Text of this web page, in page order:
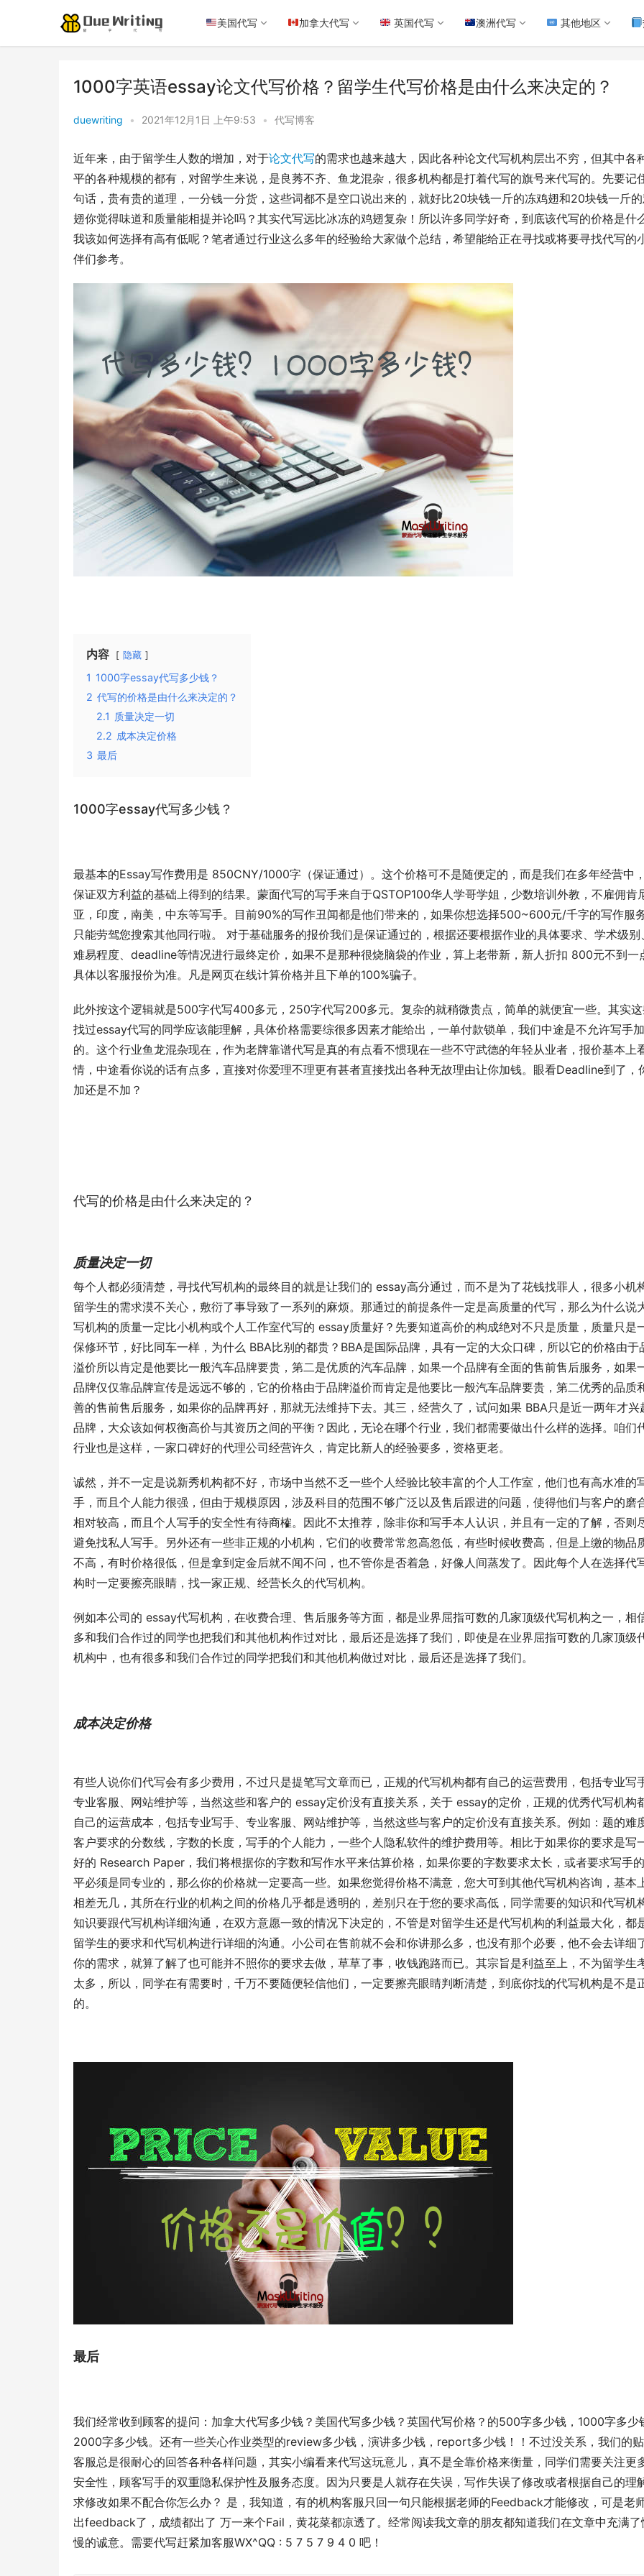
美国代写 加拿大代写 英国代写 澳洲代写 其他地区
1000字英语essay论文代写价格？留学生代写价格是由什么来决定的？
duewriting • 2021年12月1日 上午9:53 • 代写博客
近年来，由于留学生人数的增加，对于论文代写的需求也越来越大，因此各种论文代写机构层出不穷，但其中各
平的各种规模的都有，对留学生来说，是良莠不齐、鱼龙混杂，很多机构都是打着代写的旗号来代写的。先要记
句话，贵有贵的道理，一分钱一分货，这些词都不是空口说出来的，就好比20块钱一斤的冻鸡翅和20块钱一斤
翅你觉得味道和质量能相提并论吗？其实代写远比冰冻的鸡翅复杂！所以许多同学好奇，到底该代写的价格是什
我该如何选择有高有低呢？笔者通过行业这么多年的经验给大家做个总结，希望能给正在寻找或将要寻找代写的
伴们参考。
内容 隐藏
1 1000字essay代写多少钱？
2 代写的价格是由什么来决定的？
2.1 质量决定一切
2.2 成本决定价格
3 最后
1000字essay代写多少钱？
最基本的Essay写作费用是 850CNY/1000字（保证通过）。这个价格可不是随便定的，而是我们在多年经营中
保证双方利益的基础上得到的结果。蒙面代写的写手来自于QSTOP100华人学哥学姐，少数培训外教，不雇佣肯
亚，印度，南美，中东等写手。目前90%的写作丑闻都是他们带来的，如果你想选择500~600元/千字的写作服
只能劳驾您搜索其他同行啦。 对于基础服务的报价我们是保证通过的，根据还要根据作业的具体要求、学术级别、
难易程度、deadline等情况进行最终定价，如果不是那种很烧脑袋的作业，算上老带新，新人折扣 800元不到一
具体以客服报价为准。凡是网页在线计算价格并且下单的100%骗子。
此外按这个逻辑就是500字代写400多元，250字代写200多元。复杂的就稍微贵点，简单的就便宜一些。其实
找过essay代写的同学应该能理解，具体价格需要综很多因素才能给出，一单付款锁单，我们中途是不允许写手
的。这个行业鱼龙混杂现在，作为老牌靠谱代写是真的有点看不惯现在一些不守武德的年轻从业者，报价基本上
情，中途看你说的话有点多，直接对你爱理不理更有甚者直接找出各种无故理由让你加钱。眼看Deadline到了，
加还是不加？
代写的价格是由什么来决定的？
质量决定一切
每个人都必须清楚，寻找代写机构的最终目的就是让我们的 essay高分通过，而不是为了花钱找罪人，很多小机
留学生的需求漠不关心，敷衍了事导致了一系列的麻烦。那通过的前提条件一定是高质量的代写，那么为什么说
写机构的质量一定比小机构或个人工作室代写的 essay质量好？先要知道高价的构成绝对不只是质量，质量只是
保修环节，好比同车一样，为什么 BBA比别的都贵？BBA是国际品牌，具有一定的大众口碑，所以它的价格由于
溢价所以肯定是他要比一般汽车品牌要贵，第二是优质的汽车品牌，如果一个品牌有全面的售前售后服务，如果
品牌仅仅靠品牌宣传是远远不够的，它的价格由于品牌溢价而肯定是他要比一般汽车品牌要贵，第二优秀的品质
善的售前售后服务，如果你的品牌再好，那就无法维持下去。其三，经营久了，试问如果 BBA只是近一两年才兴
品牌，大众该如何权衡高价与其资历之间的平衡？因此，无论在哪个行业，我们都需要做出什么样的选择。咱们
行业也是这样，一家口碑好的代理公司经营许久，肯定比新人的经验要多，资格更老。
诚然，并不一定是说新秀机构都不好，市场中当然不乏一些个人经验比较丰富的个人工作室，他们也有高水准的
手，而且个人能力很强，但由于规模原因，涉及科目的范围不够广泛以及售后跟进的问题，使得他们与客户的磨
相对较高，而且个人写手的安全性有待商榷。因此不太推荐，除非你和写手本人认识，并且有一定的了解，否则
避免找私人写手。另外还有一些非正规的小机构，它们的收费常常忽高忽低，有些时候收费高，但是上缴的物品
不高，有时价格很低，但是拿到定金后就不闻不问，也不管你是否着急，好像人间蒸发了。因此每个人在选择代
构时一定要擦亮眼睛，找一家正规、经营长久的代写机构。
例如本公司的 essay代写机构，在收费合理、售后服务等方面，都是业界屈指可数的几家顶级代写机构之一，相
多和我们合作过的同学也把我们和其他机构作过对比，最后还是选择了我们，即使是在业界屈指可数的几家顶级
机构中，也有很多和我们合作过的同学把我们和其他机构做过对比，最后还是选择了我们。
成本决定价格
有些人说你们代写会有多少费用，不过只是提笔写文章而已，正规的代写机构都有自己的运营费用，包括专业写手
专业客服、网站维护等，当然这些和客户的 essay定价没有直接关系，关于 essay的定价，正规的优秀代写机构
自己的运营成本，包括专业写手、专业客服、网站维护等，当然这些与客户的定价没有直接关系。例如：题的难
客户要求的分数线，字数的长度，写手的个人能力，一些个人隐私软件的维护费用等。相比于如果你的要求是写
好的 Research Paper，我们将根据你的字数和写作水平来估算价格，如果你要的字数要求太长，或者要求写手
平必须是同专业的，那么你的价格就一定要高一些。如果您觉得价格不满意，您大可到其他代写机构咨询，基本
相差无几，其所在行业的机构之间的价格几乎都是透明的，差别只在于您的要求高低，同学需要的知识和代写机
知识要跟代写机构详细沟通，在双方意愿一致的情况下决定的，不管是对留学生还是代写机构的利益最大化，都
留学生的要求和代写机构进行详细的沟通。小公司在售前就不会和你讲那么多，也没有那个必要，他不会去详细
你的需求，就算了解了也可能并不照你的要求去做，草草了事，收钱跑路而已。其宗旨是利益至上，不为留学生
太多，所以，同学在有需要时，千万不要随便轻信他们，一定要擦亮眼睛判断清楚，到底你找的代写机构是不是
的。
最后
我们经常收到顾客的提问：加拿大代写多少钱？美国代写多少钱？英国代写价格？的500字多少钱，1000字多少
2000字多少钱。还有一些关心作业类型的review多少钱，演讲多少钱，report多少钱！！不过没关系，我们的
客服总是很耐心的回答各种各样问题，其实小编看来代写这玩意儿，真不是全靠价格来衡量，同学们需要关注更
安全性，顾客写手的双重隐私保护性及服务态度。因为只要是人就存在失误，写作失误了修改或者根据自己的理
求修改如果不配合你怎么办？ 是，我知道，有的机构客服只回一句只能根据老师的Feedback才能修改，可是老
出feedback了，成绩都出了 万一来个Fail，黄花菜都凉透了。经常阅读我文章的朋友都知道我们在文章中充满了
慢的诚意。需要代写赶紧加客服WX^QQ : 5 7 5 7 9 4 0 吧！